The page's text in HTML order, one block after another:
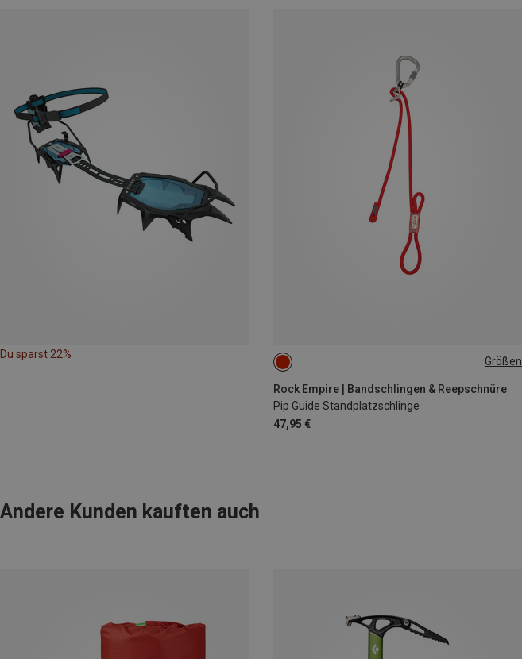
Du sparst 22%
Größen
Rock Empire | Bandschlingen & Reepschnüre
Pip Guide Standplatzschlinge
47,95 €
ONE SIZE
Andere Kunden kauften auch